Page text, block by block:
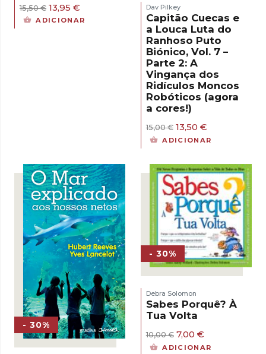
15,50€ O
preço
13,95 €
preço
ADICIONAR
Dav Pilkey
Capitão Cuecas e
a Louca Luta do
Ranhoso Puto
Biónico, Vol. 7 –
Parte 2: A
Vingança dos
Ridículos Moncos
Robóticos (agora
a cores!)
15,00€ O
preço
15,00 €.
13,50 €O
preço
13,50 €.
ADICIONAR
- 30%
- 30%
Debra Solomon
Sabes Porquê? À
Tua Volta
10,00€ O
preço
7,00 €O
preço
ADICIONAR